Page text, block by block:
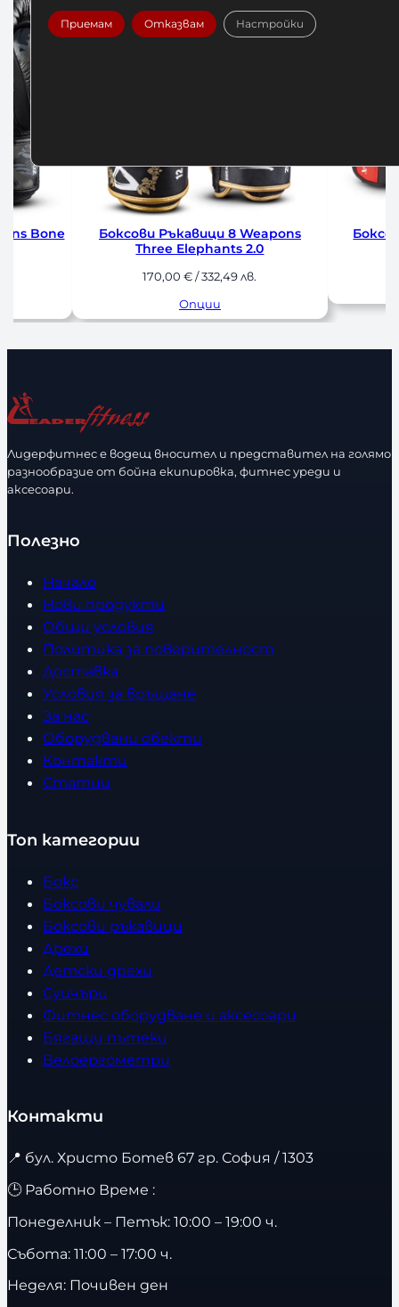
Боксови Ръкавици Amila Forte
Боксови
Лидерфитнес е водещ вносител и представител на голямо
разнообразие от бойна екипировка, фитнес уреди и
аксесоари.
Полезно
Начало
Нови продукти
Общи условия
Политика за поверителност
Доставка
Условия за връщане
За нас
Оборудвани обекти
Контакти
Статии
Топ категории
Бокс
Боксови чували
Боксови ръкавици
Дрехи
Детски дрехи
Суичъри
Фитнес оборудване и аксесоари
Бягащи пътеки
Велоергометри
Контакти
📍 бул. Христо Ботев 67 гр. София / 1303
🕒 Работно Време :
Понеделник – Петък: 10:00 – 19:00 ч.
Събота: 11:00 – 17:00 ч.
Неделя: Почивен ден
Приемам Отказвам Настройки